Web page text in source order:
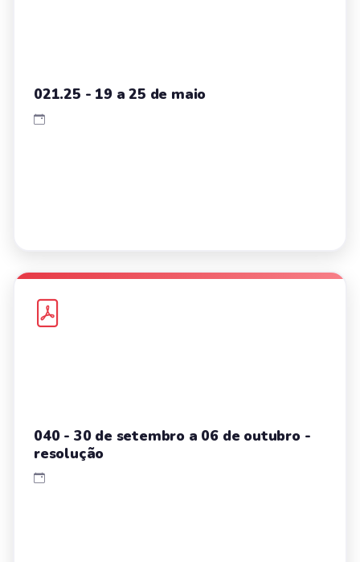
021.25 - 19 a 25 de maio
040 - 30 de setembro a 06 de outubro -
resolução